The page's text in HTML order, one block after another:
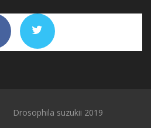
Drosophila suzukii 2019